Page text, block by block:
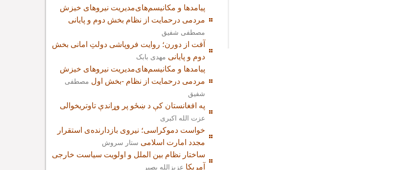
پیامدها و مکانیسم‌های‌مدیریت نیروهای خیزش
مردمی درحمایت از نظام بخش دوم و پایانی
مصطفی شفیق
آفت از دورن؛ روایت فروپاشی دولتِ امانی بخش
دوم و پایانی مهدی بابک
پیامدها و مکانیسم‌های‌مدیریت نیروهای خیزش
مردمی درحمایت از نظام -بخش اول مصطفی
شفیق
په افغانستان کې د ښځو پر وړاندې تاوتریخوالی
عزت الله اکبری
خواست دموکراسی؛ نیروی بازدارنده‌ی استقرار
مجدد امارت اسلامی ستار سروش
ساختار نظام بین الملل و اولویت سیاست خارجی
آمریکا عزیزالله بصیر